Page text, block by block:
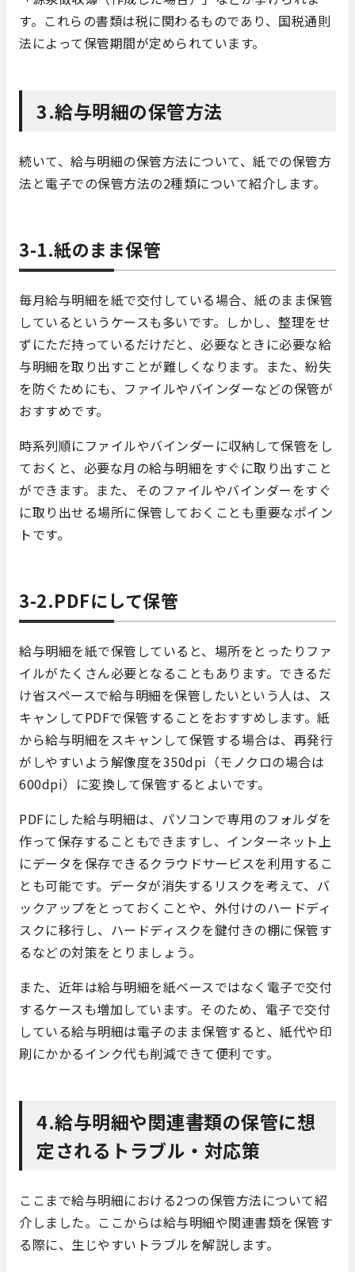
す。これらの書類は税に関わるものであり、国税通則
法によって保管期間が定められています。
3.給与明細の保管方法
続いて、給与明細の保管方法について、紙での保管方
法と電子での保管方法の2種類について紹介します。
3-1.紙のまま保管
毎月給与明細を紙で交付している場合、紙のまま保管
しているというケースも多いです。しかし、整理をせ
ずにただ持っているだけだと、必要なときに必要な給
与明細を取り出すことが難しくなります。また、紛失
を防ぐためにも、ファイルやバインダーなどの保管が
おすすめです。
時系列順にファイルやバインダーに収納して保管をし
ておくと、必要な月の給与明細をすぐに取り出すこと
ができます。また、そのファイルやバインダーをすぐ
に取り出せる場所に保管しておくことも重要なポイン
トです。
3-2.PDFにして保管
給与明細を紙で保管していると、場所をとったりファ
イルがたくさん必要となることもあります。できるだ
け省スペースで給与明細を保管したいという人は、ス
キャンしてPDFで保管することをおすすめします。紙
から給与明細をスキャンして保管する場合は、再発行
がしやすいよう解像度を350dpi（モノクロの場合は
600dpi）に変換して保管するとよいです。
PDFにした給与明細は、パソコンで専用のフォルダを
作って保存することもできますし、インターネット上
にデータを保存できるクラウドサービスを利用するこ
とも可能です。データが消失するリスクを考えて、バ
ックアップをとっておくことや、外付けのハードディ
スクに移行し、ハードディスクを鍵付きの棚に保管す
るなどの対策をとりましょう。
また、近年は給与明細を紙ベースではなく電子で交付
するケースも増加しています。そのため、電子で交付
している給与明細は電子のまま保管すると、紙代や印
刷にかかるインク代も削減できて便利です。
4.給与明細や関連書類の保管に想
定されるトラブル・対応策
ここまで給与明細における2つの保管方法について紹
介しました。ここからは給与明細や関連書類を保管す
る際に、生じやすいトラブルを解説します。